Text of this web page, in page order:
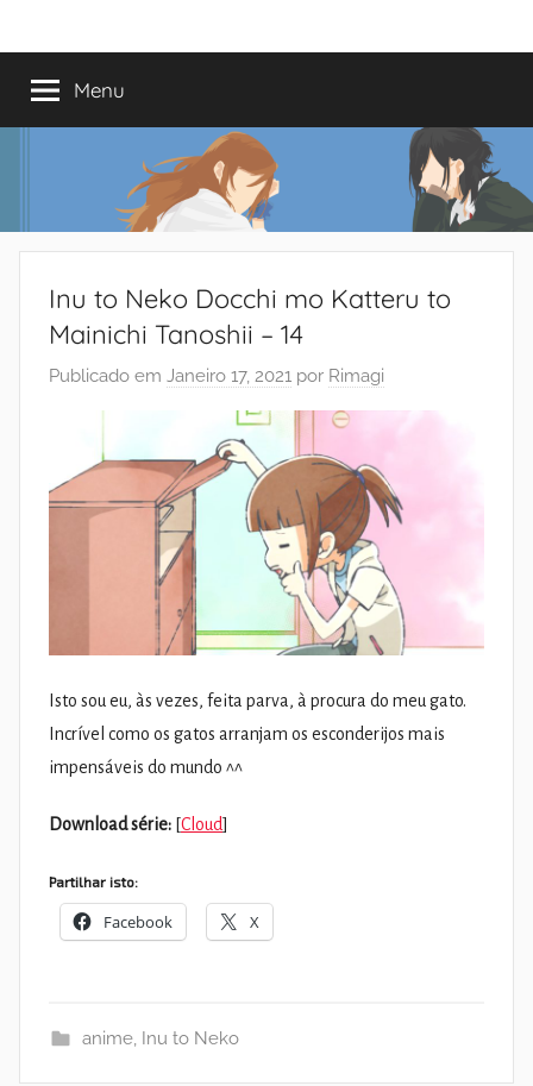
paraMundo
do
Shoujo
anos
a
romances
Menu
Inu to Neko Docchi mo Katteru to
Mainichi Tanoshii – 14
Publicado em Janeiro 17, 2021 por Rimagi
Isto sou eu, às vezes, feita parva, à procura do meu gato.
Incrível como os gatos arranjam os esconderijos mais
impensáveis do mundo ^^
Download série: [Cloud]
Partilhar isto:
Facebook X
anime, Inu to Neko